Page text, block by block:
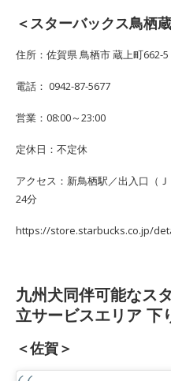
＜スターバックス鳥栖
住所：佐賀県 鳥栖市 蔵上町662-5
電話： 0942-87-5677
営業：08:00～23:00
定休日：不定休
アクセス：新鳥栖駅／出入口（
24分
https://store.starbucks.co.jp/
九州犬同伴可能なス
立サービスエリア 下
＜佐賀＞